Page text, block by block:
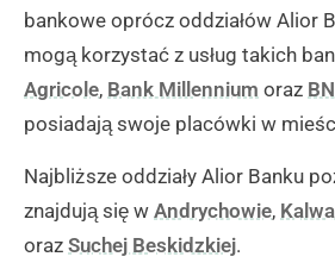
bankowe oprócz oddziałów Alior
mogą korzystać z usług takich
Agricole, Bank Millennium oraz
posiadają swoje placówki w
Najbliższe oddziały Alior Banku
znajdują się w Andrychowie,
oraz Suchej Beskidzkiej.